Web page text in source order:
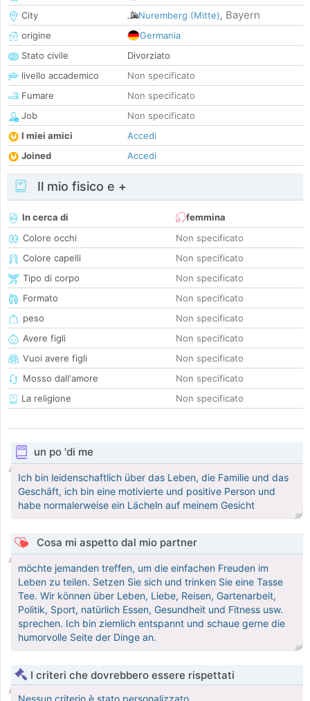
City
Nuremberg (Mitte), Bayern
origine
Germania
Stato civile
Divorziato
livello accademico
Non specificato
Fumare
Non specificato
Job
Non specificato
I miei amici
Accedi
Joined
Accedi
Il mio fisico e +
In cerca di
femmina
Colore occhi
Non specificato
Colore capelli
Non specificato
Tipo di corpo
Non specificato
Formato
Non specificato
peso
Non specificato
Avere figli
Non specificato
Vuoi avere figli
Non specificato
Mosso dall'amore
Non specificato
La religione
Non specificato
un po 'di me
Ich bin leidenschaftlich über das Leben, die Familie und das
Geschäft, ich bin eine motivierte und positive Person und
habe normalerweise ein Lächeln auf meinem Gesicht
Cosa mi aspetto dal mio partner
möchte jemanden treffen, um die einfachen Freuden im
Leben zu teilen. Setzen Sie sich und trinken Sie eine Tasse
Tee. Wir können über Leben, Liebe, Reisen, Gartenarbeit,
Politik, Sport, natürlich Essen, Gesundheit und Fitness usw.
sprechen. Ich bin ziemlich entspannt und schaue gerne die
humorvolle Seite der Dinge an.
I criteri che dovrebbero essere rispettati